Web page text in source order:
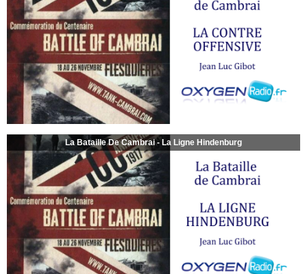
La Bataille De Cambrai - La Ligne Hindenburg